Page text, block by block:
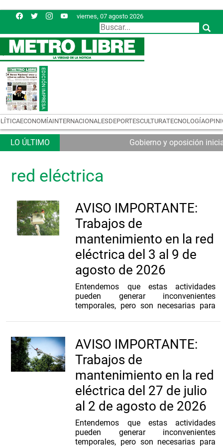
viernes, 07 agosto 2026
ECONOMÍAINTERNACIONALESDEPORTESCULTURATECNOLOGÍA
Gobierno y oposición
red eléctrica
AVISO IMPORTANTE:
Trabajos de
mantenimiento en la red
eléctrica del 3 al 9 de
agosto de 2026
Entendemos que estas actividades
pueden generar inconvenientes
temporales, pero son necesarias para
suministro más confiable. Ofrecemos
comprensión y apoyo mientras lleva a
cabo estos trabajos esenciales.
Te invitamos a actualizar tus datos,
esto nos permitirá enviarte información
sobre trabajos de mantenimiento en tu
zona:
https://forms.office.com/e/qRCLGdV0S4
Estos mantenimientos forman parte del
plan de inversión de $630 millones de
dólares que ejecuta la empresa para los
AVISO IMPORTANTE:
Trabajos de
mantenimiento en la red
eléctrica del 27 de julio
al 2 de agosto de 2026
Entendemos que estas actividades
pueden generar inconvenientes
temporales, pero son necesarias para